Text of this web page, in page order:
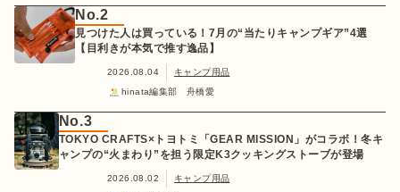
No.2
見つけた人は買っている！7月の“当たりキャンプギア”4選
【目利きが本気で推す逸品】
2026.08.04
キャンプ用品
hinata編集部 舟橋愛
No.3
TOKYO CRAFTS×トヨトミ「GEAR MISSION」がコラボ！冬キ
ャンプの“火まわり”を担う限定K3クッキングストーブが登場
2026.08.02
キャンプ用品